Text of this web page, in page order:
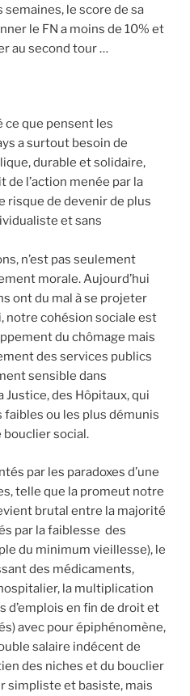
le score de sa
le FN a moins de 10% et
au second tour …
ce que pensent les
a surtout besoin de
durable et solidaire,
l’action menée par la
risque de devenir de plus
et sans
n’est pas seulement
morale. Aujourd’hui
ont du mal à se projeter
notre cohésion sociale est
du chômage mais
des services publics
sensible dans
Justice, des Hôpitaux, qui
ou les plus démunis
bouclier social.
par les paradoxes d’une
telle que la promeut notre
brutal entre la majorité
par la faiblesse des
du minimum vieillesse), le
des médicaments,
la multiplication
d’emplois en fin de droit et
avec pour épiphénomène,
salaire indécent de
des niches et du bouclier
simpliste et basiste, mais